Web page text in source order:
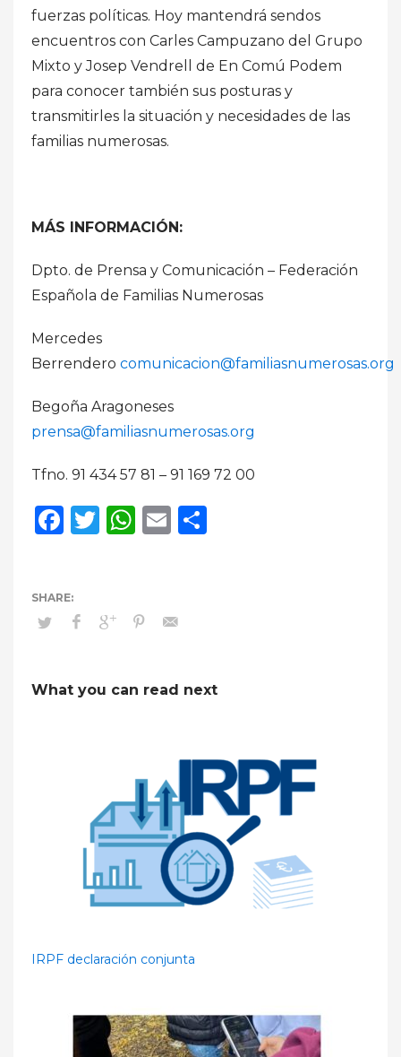
fuerzas políticas. Hoy mantendrá sendos
encuentros con Carles Campuzano del Grupo
Mixto y Josep Vendrell de En Comú Podem
para conocer también sus posturas y
transmitirles la situación y necesidades de las
familias numerosas.
MÁS INFORMACIÓN:
Dpto. de Prensa y Comunicación – Federación
Española de Familias Numerosas
Mercedes
Berrendero comunicacion@familiasnumerosas.org
Begoña Aragoneses
prensa@familiasnumerosas.org
Tfno. 91 434 57 81 – 91 169 72 00
Facebook
Twitter
WhatsApp
Email
What you can read next
IRPF declaración conjunta